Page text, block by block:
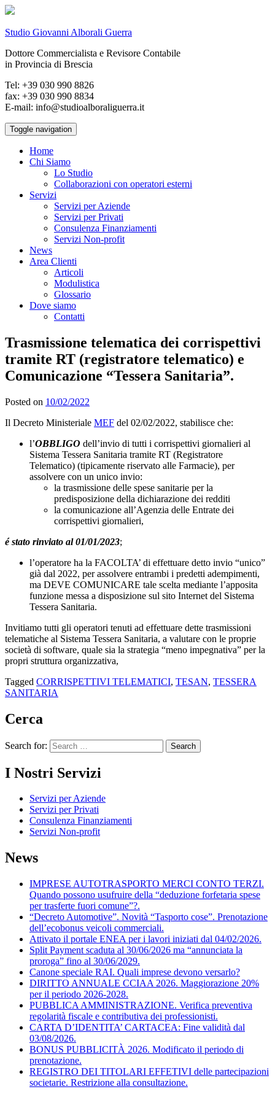
Studio Giovanni Alborali Guerra
Dottore Commercialista e Revisore Contabile
in Provincia di Brescia
Tel: +39 030 990 8826
fax: +39 030 990 8834
E-mail: info@studioalboraliguerra.it
Toggle navigation
Home
Chi Siamo
Lo Studio
Collaborazioni con operatori esterni
Servizi
Servizi per Aziende
Servizi per Privati
Consulenza Finanziamenti
Servizi Non-profit
News
Area Clienti
Articoli
Modulistica
Glossario
Dove siamo
Contatti
Trasmissione telematica dei corrispettivi
tramite RT (registratore telematico) e
Comunicazione “Tessera Sanitaria”.
Posted on 10/02/2022
Il Decreto Ministeriale MEF del 02/02/2022, stabilisce che:
l’OBBLIGO dell’invio di tutti i corrispettivi giornalieri al
Sistema Tessera Sanitaria tramite RT (Registratore
Telematico) (tipicamente riservato alle Farmacie), per
assolvere con un unico invio:
la trasmissione delle spese sanitarie per la
predisposizione della dichiarazione dei redditi
la comunicazione all’Agenzia delle Entrate dei
corrispettivi giornalieri,
é stato rinviato al 01/01/2023;
l’operatore ha la FACOLTA’ di effettuare detto invio “unico”
già dal 2022, per assolvere entrambi i predetti adempimenti,
ma DEVE COMUNICARE tale scelta mediante l’apposita
funzione messa a disposizione sul sito Internet del Sistema
Tessera Sanitaria.
Invitiamo tutti gli operatori tenuti ad effettuare dette trasmissioni
telematiche al Sistema Tessera Sanitaria, a valutare con le proprie
società di software, quale sia la strategia “meno impegnativa” per la
propri struttura organizzativa,
Tagged CORRISPETTIVI TELEMATICI, TESAN, TESSERA
SANITARIA
Cerca
Search for:
I Nostri Servizi
Servizi per Aziende
Servizi per Privati
Consulenza Finanziamenti
Servizi Non-profit
News
IMPRESE AUTOTRASPORTO MERCI CONTO TERZI.
Quando possono usufruire della “deduzione forfetaria spese
per trasferte fuori comune”?.
“Decreto Automotive”. Novità “Tasporto cose”. Prenotazione
dell’ecobonus veicoli commerciali.
Attivato il portale ENEA per i lavori iniziati dal 04/02/2026.
Split Payment scaduta al 30/06/2026 ma “annunciata la
proroga” fino al 30/06/2029.
Canone speciale RAI. Quali imprese devono versarlo?
DIRITTO ANNUALE CCIAA 2026. Maggiorazione 20%
per il periodo 2026-2028.
PUBBLICA AMMINISTRAZIONE. Verifica preventiva
regolarità fiscale e contributiva dei professionisti.
CARTA D’IDENTITA’ CARTACEA: Fine validità dal
03/08/2026.
BONUS PUBBLICITÀ 2026. Modificato il periodo di
prenotazione.
REGISTRO DEI TITOLARI EFFETIVI delle partecipazioni
societarie. Restrizione alla consultazione.